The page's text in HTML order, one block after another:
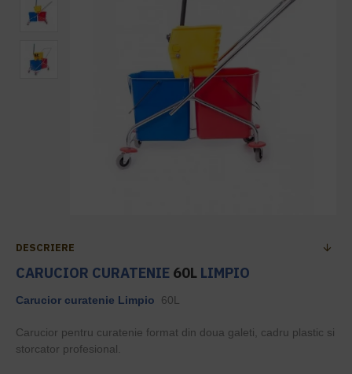
DESCRIERE
CARUCIOR CURATENIE 60L LIMPIO
Carucior curatenie Limpio 60L
Carucior pentru curatenie format din doua galeti, cadru plastic si
storcator profesional.